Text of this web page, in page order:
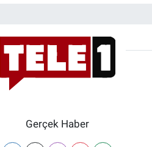
Gerçek Haber